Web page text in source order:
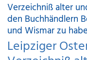
Verzeichniß alter
den Buchhändlern
und Wismar zu
Leipziger